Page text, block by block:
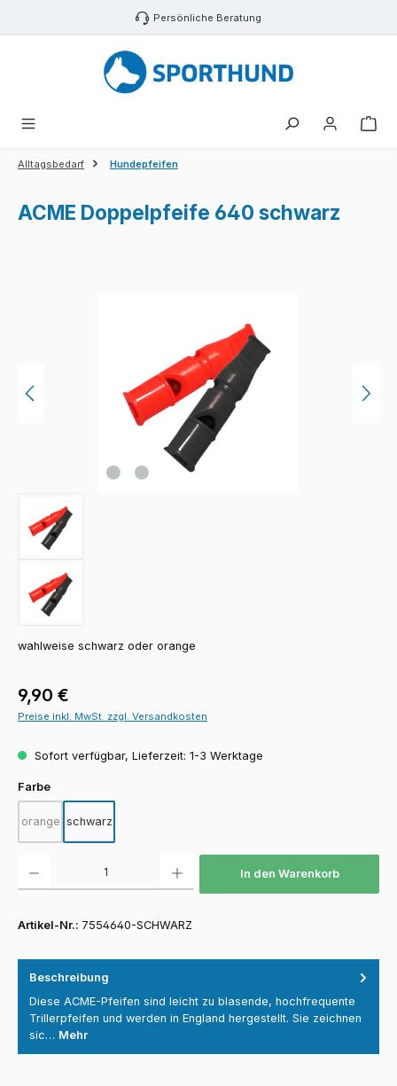
Zum Hauptinhalt springen Persönliche Beratung
Alltagsbedarf Hundepfeifen
ACME Doppelpfeife 640 schwarz
wahlweise schwarz oder orange
Regulärer Preis:
9,90 €
Preise inkl. MwSt. zzgl. Versandkosten
Sofort verfügbar, Lieferzeit: 1-3 Werktage
Farbeauswählen
orange
(Diese Option ist zurzeit nicht verfügbar.)
schwarz
In den Warenkorb
Artikel-Nr.: 7554640-SCHWARZ
Beschreibung
Diese ACME-Pfeifen sind leicht zu blasende, hochfrequente
Trillerpfeifen und werden in England hergestellt. Sie zeichnen
sic… Mehr